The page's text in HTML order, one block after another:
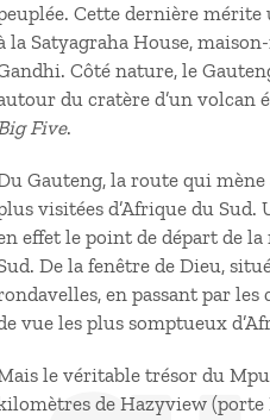
Cette dernière mérite
la Satyagraha House,
Côté nature, le
du cratère d’un volcan
Five.
Gauteng, la route qui
visitées d’Afrique du
effet le point de départ de
De la fenêtre de Dieu,
en passant par
vue les plus somptueux
le véritable trésor du
de Hazyview